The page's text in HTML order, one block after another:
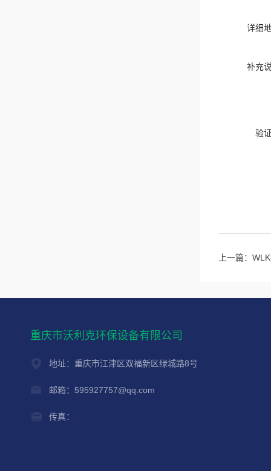
详细
补充
验
上一篇：
重庆市沃利克环保设备有限公司
地址：重庆市江津区双福新区绿城路8号
邮箱：595927757@qq.com
传真：